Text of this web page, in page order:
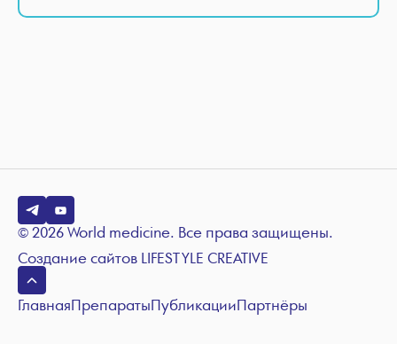
© 2026 World medicine. Все права защищены.
Создание сайтов LIFESTYLE CREATIVE
ГлавнаяПрепаратыПубликацииПартнёры